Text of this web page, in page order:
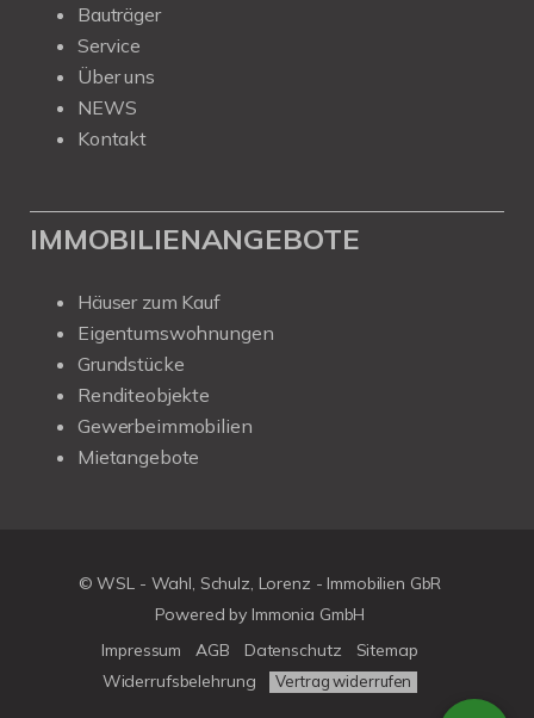
Bauträger
Service
Über uns
NEWS
Kontakt
IMMOBILIENANGEBOTE
Häuser zum Kauf
Eigentumswohnungen
Grundstücke
Renditeobjekte
Gewerbeimmobilien
Mietangebote
© WSL - Wahl, Schulz, Lorenz - Immobilien GbR
Powered by Immonia GmbH
Impressum
AGB Datenschutz
Sitemap
Widerrufsbelehrung
Vertrag widerrufen